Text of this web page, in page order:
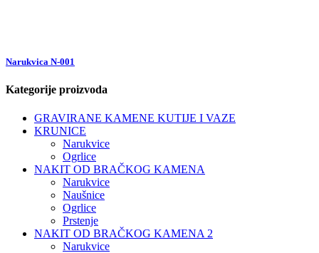
Narukvica N-001
Kategorije proizvoda
GRAVIRANE KAMENE KUTIJE I VAZE
KRUNICE
Narukvice
Ogrlice
NAKIT OD BRAČKOG KAMENA
Narukvice
Naušnice
Ogrlice
Prstenje
NAKIT OD BRAČKOG KAMENA 2
Narukvice